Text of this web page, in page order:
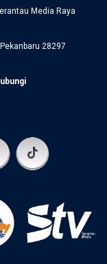
Media Raya
28297